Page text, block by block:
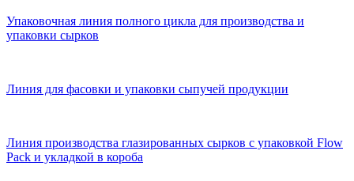
Упаковочная линия полного цикла для производства и
упаковки сырков
Линия для фасовки и упаковки сыпучей продукции
Линия производства глазированных сырков с упаковкой Flow
Pack и укладкой в короба